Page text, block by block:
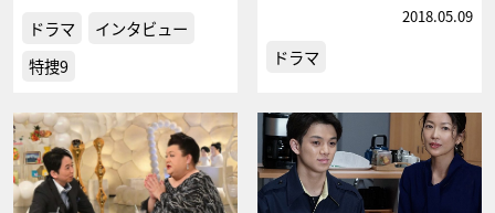
ドラマ
インタビュー
特捜9
2018.05.09
ドラマ